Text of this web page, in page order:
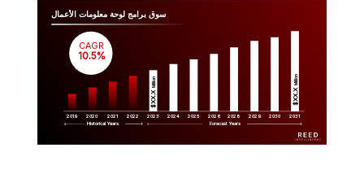
سوق برامج لوحة معلومات الأعمال
2019 2020 2021 2022 2023 2024 2025 2026 2028 2029 2030 2031
$XX.X
Million
$XX.X
Million
CAGR
10.5%
Historical Years Forecast Years